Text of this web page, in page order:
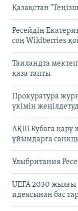
Қазақстан
Ресейдің
соң Wildberries
Таиландта
қаза тапты
Прокуратура
үкімін
АҚШ Кубаға қару
ұйымдарға
Ұлыбритания
UEFA 2030 жылғы
идеясынан бас